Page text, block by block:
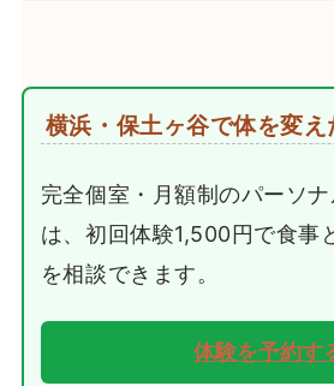
横浜・保土ヶ谷で体を変え
完全個室・月額制のパーソ
は、初回体験1,500円で食事
を相談できます。
体験を予約す